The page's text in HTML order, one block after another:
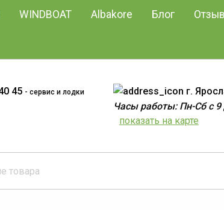
WINDBOAT Albakore Блог
45 - сервис и лодки
г.
Часы работы: Пн-Сб с 9
показать на карте